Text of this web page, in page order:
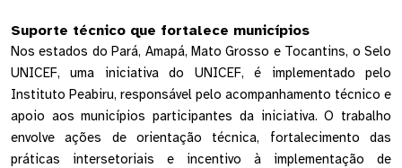
Suporte técnico que fortalece municípios
Nos estados do Pará, Amapá, Mato Grosso e Tocantins, o Selo
UNICEF, uma iniciativa do UNICEF, é implementado pelo
Instituto Peabiru, responsável pelo acompanhamento técnico e
apoio aos municípios participantes da iniciativa. O trabalho
envolve ações de orientação técnica, fortalecimento das
práticas intersetoriais e incentivo à implementação de